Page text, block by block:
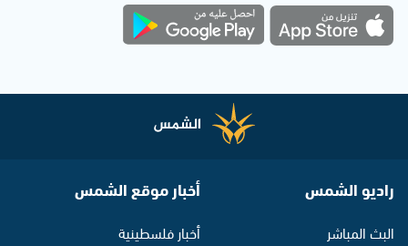
راديو الشمس
البث المباشر
أخبار موقع الشمس
أخبار فلسطينية